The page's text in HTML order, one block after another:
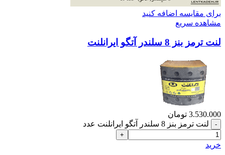
برای مقایسه اضافه کنید
مشاهده سریع
لنت ترمز بنز 8 سلندر آتگو ایرانلنت
3.530.000 تومان
لنت ترمز بنز 8 سلندر آتگو ایرانلنت عدد
خرید